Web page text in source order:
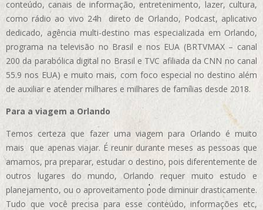
conteúdo, canais de informação, entretenimento, lazer, cultura,
como rádio ao vivo 24h direto de Orlando, Podcast, aplicativo
dedicado, agência multi-destino mas especializada em Orlando,
programa na televisão no Brasil e nos EUA (BRTVMAX – canal
200 da parabólica digital no Brasil e TVC afiliada da CNN no canal
55.9 nos EUA) e muito mais, com foco especial no destino além
de auxiliar e atender milhares e milhares de famílias desde 2018.
Para a viagem a Orlando
Temos certeza que fazer uma viagem para Orlando é muito
mais que apenas viajar. É reunir durante meses as pessoas que
amamos, pra preparar, estudar o destino, pois diferentemente de
outros lugares do mundo, Orlando requer muito estudo e
planejamento, ou o aproveitamento pode diminuir drasticamente.
Tudo que você precisa para esse conteúdo, informações etc,